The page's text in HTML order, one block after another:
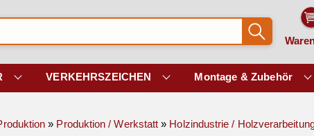
VERKEHRSZEICHEN Montage & Zubehör
» Produktion / Werkstatt » Holzindustrie /